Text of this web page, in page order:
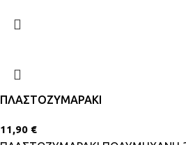
ΠΛΑΣΤΟΖΥΜΑΡΑΚΙ
11,90 €